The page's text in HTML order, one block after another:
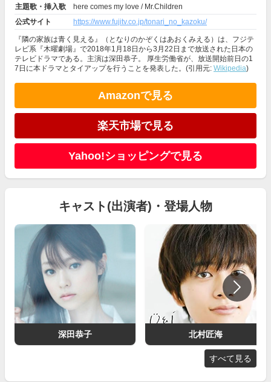
主題歌・挿入歌
here comes my love / Mr.Children
公式サイト
https://www.fujitv.co.jp/tonari_no_kazoku/
『隣の家族は青く見える』（となりのかぞくはあおくみえる）は、フジテ
レビ系『木曜劇場』で2018年1月18日から3月22日まで放送された日本の
テレビドラマである。主演は深田恭子。 厚生労働省が、放送開始前日の1
7日に本ドラマとタイアップを行うことを発表した。(引用元: Wikipedia)
Amazonで見る
楽天市場で見る
Yahoo!ショッピングで見る
キャスト(出演者)・登場人物
深田恭子 北村匠海
すべて見る